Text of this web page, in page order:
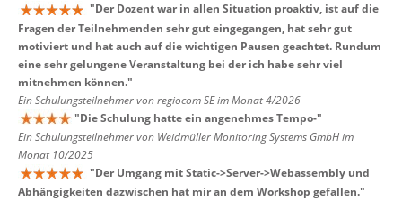
"Der Dozent war in allen Situation proaktiv, ist auf die
Fragen der Teilnehmenden sehr gut eingegangen, hat sehr gut
motiviert und hat auch auf die wichtigen Pausen geachtet. Rundum
eine sehr gelungene Veranstaltung bei der ich habe sehr viel
mitnehmen können."
Ein Schulungsteilnehmer von regiocom SE im Monat 4/2026
"Die Schulung hatte ein angenehmes Tempo-"
Ein Schulungsteilnehmer von Weidmüller Monitoring Systems GmbH im
Monat 10/2025
"Der Umgang mit Static->Server->Webassembly und
Abhängigkeiten dazwischen hat mir an dem Workshop gefallen."